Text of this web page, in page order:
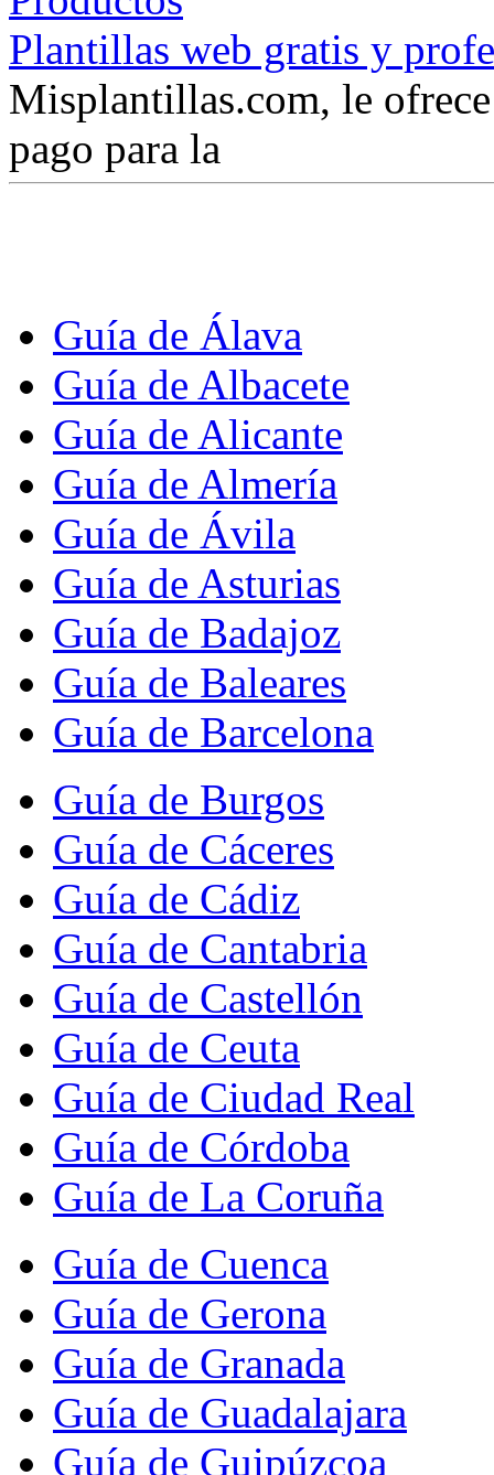
Plantillas web gratis y
Misplantillas.com, le
pago para la
Guía de Álava
Guía de Albacete
Guía de Alicante
Guía de Almería
Guía de Ávila
Guía de Asturias
Guía de Badajoz
Guía de Baleares
Guía de Barcelona
Guía de Burgos
Guía de Cáceres
Guía de Cádiz
Guía de Cantabria
Guía de Castellón
Guía de Ceuta
Guía de Ciudad Real
Guía de Córdoba
Guía de La Coruña
Guía de Cuenca
Guía de Gerona
Guía de Granada
Guía de Guadalajara
Guía de Guipúzcoa